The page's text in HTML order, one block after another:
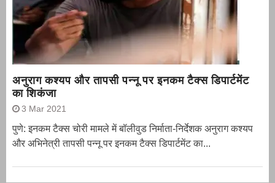
अनुराग कश्यप और तापसी पन्नू पर इनकम टैक्स डिपार्टमेंट
का शिकंजा
3 Mar 2021
पुणे: इनकम टैक्स चोरी मामले में बॉलीवुड निर्माता-निर्देशक अनुराग कश्यप
और अभिनेत्री तापसी पन्नू पर इनकम टैक्स डिपार्टमेंट का...